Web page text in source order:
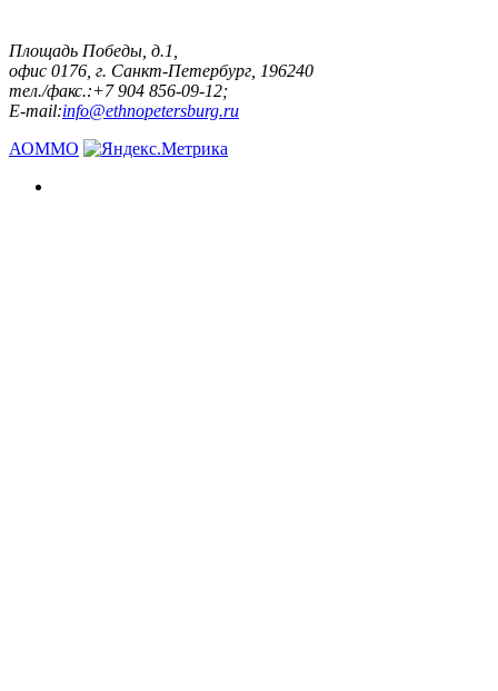
Площадь Победы, д.1,
офис 0176, г. Санкт-Петербург, 196240
тел./факс.:+7 904 856-09-12;
E-mail:info@ethnopetersburg.ru
АОММО